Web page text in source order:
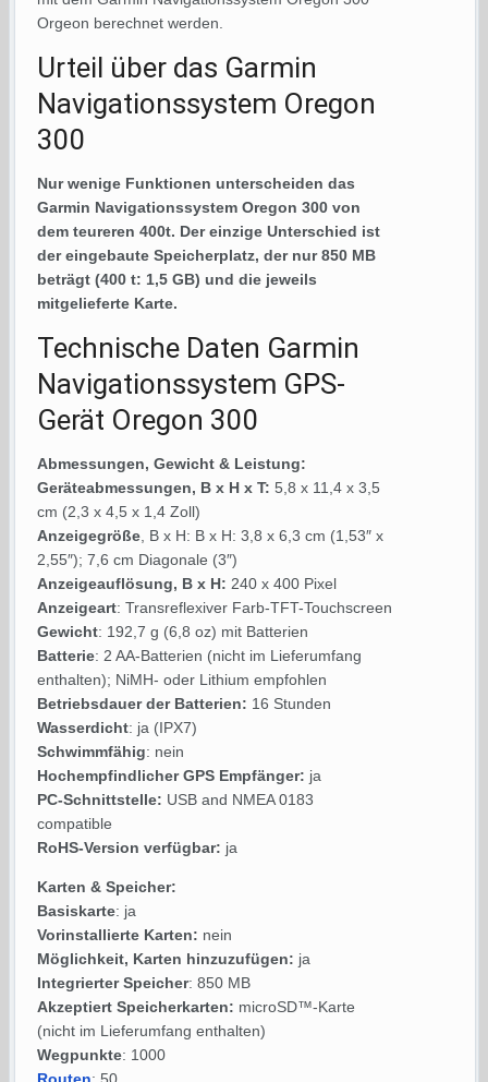
Orgeon berechnet werden.
Urteil über das Garmin
Navigationssystem Oregon
300
Nur wenige Funktionen unterscheiden das
Garmin Navigationssystem Oregon 300 von
dem teureren 400t. Der einzige Unterschied ist
der eingebaute Speicherplatz, der nur 850 MB
beträgt (400 t: 1,5 GB) und die jeweils
mitgelieferte Karte.
Technische Daten Garmin
Navigationssystem GPS-
Gerät Oregon 300
Abmessungen, Gewicht & Leistung:
Geräteabmessungen, B x H x T: 5,8 x 11,4 x 3,5
cm (2,3 x 4,5 x 1,4 Zoll)
Anzeigegröße, B x H: B x H: 3,8 x 6,3 cm (1,53″ x
2,55″); 7,6 cm Diagonale (3″)
Anzeigeauflösung, B x H: 240 x 400 Pixel
Anzeigeart: Transreflexiver Farb-TFT-Touchscreen
Gewicht: 192,7 g (6,8 oz) mit Batterien
Batterie: 2 AA-Batterien (nicht im Lieferumfang
enthalten); NiMH- oder Lithium empfohlen
Betriebsdauer der Batterien: 16 Stunden
Wasserdicht: ja (IPX7)
Schwimmfähig: nein
Hochempfindlicher GPS Empfänger: ja
PC-Schnittstelle: USB and NMEA 0183
compatible
RoHS-Version verfügbar: ja
Karten & Speicher:
Basiskarte: ja
Vorinstallierte Karten: nein
Möglichkeit, Karten hinzuzufügen: ja
Integrierter Speicher: 850 MB
Akzeptiert Speicherkarten: microSD™-Karte
(nicht im Lieferumfang enthalten)
Wegpunkte: 1000